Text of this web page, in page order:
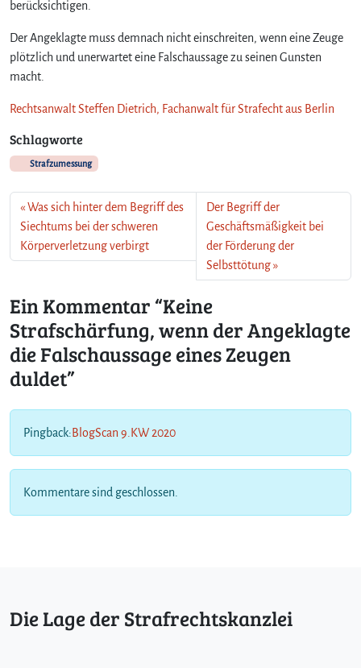
F
a
c
s
a
e
e
e
d
berücksichtigen.
Der Angeklagte muss demnach nicht einschreiten, wenn eine Zeuge
plötzlich und unerwartet eine Falschaussage zu seinen Gunsten
macht.
Rechtsanwalt Steffen Dietrich, Fachanwalt für Strafecht aus Berlin
Schlagworte
Strafzumessung
Was sich hinter dem Begriff des
Siechtums bei der schweren
Körperverletzung verbirgt
Der Begriff der
Geschäftsmäßigkeit bei
der Förderung der
Selbsttötung
Ein Kommentar “Keine
Strafschärfung, wenn der Angeklagte
die Falschaussage eines Zeugen
duldet”
Pingback:BlogScan 9.KW 2020
Kommentare sind geschlossen.
Die Lage der Strafrechtskanzlei